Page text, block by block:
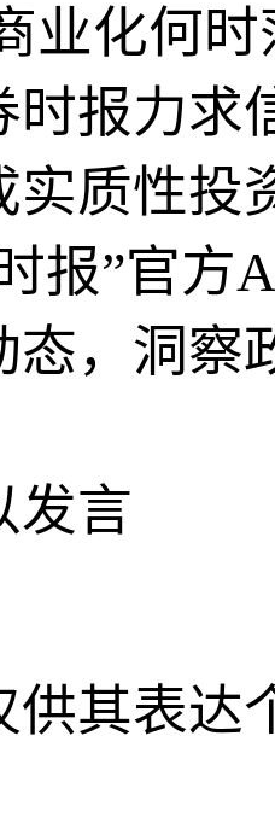
业化何
时报力求
实质性投
报”官方
态，洞察
发言
供其表达